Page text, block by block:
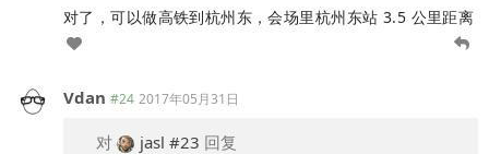
对了，可以做高铁到杭州东，会场里杭州东站 3.5 公里距离
Vdan #24 2017年05月31日
对 jasl #23 回复